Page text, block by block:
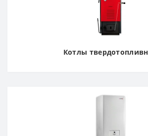
Котлы